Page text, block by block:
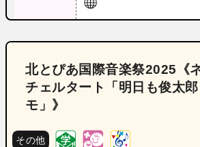
北とぴあ国際音楽祭2025《
チェルタート「明日も俊太
モ」》
その他